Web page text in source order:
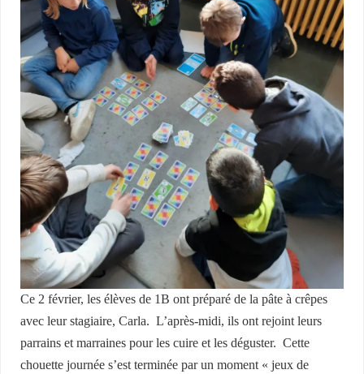
Ce 2 février, les élèves de 1B ont préparé de la pâte à crêpes
avec leur stagiaire, Carla. L’après-midi, ils ont rejoint leurs
parrains et marraines pour les cuire et les déguster. Cette
chouette journée s’est terminée par un moment « jeux de